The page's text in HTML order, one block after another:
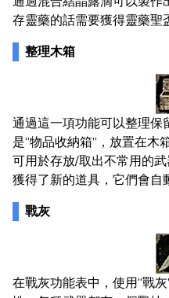
存靈藥的話需要獲得靈藥聖
整理木箱
通過這一項功能可以整理保
是“物品收納箱”，放置在木
可用於存放/取出不常用的
獲得了新的道具，它們會自
戰灰
在戰灰功能表中，使用“戰